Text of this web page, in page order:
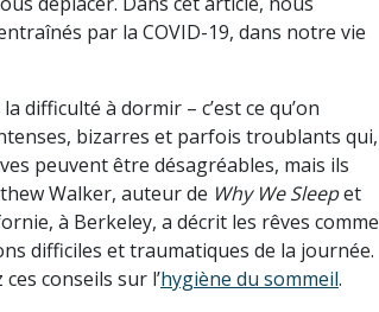
par la COVID-19, dans notre vie
difficulté à dormir – c’est ce qu’on
bizarres et parfois troublants qui,
peuvent être désagréables, mais ils
Walker, auteur de Why We Sleepet
à Berkeley, a décrit les rêves comme
difficiles et traumatiques de la journée.
conseils sur l’hygiène du sommeil.